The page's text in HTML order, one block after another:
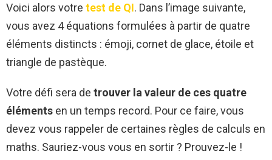
Voici alors votre test de QI. Dans l’image suivante,
vous avez 4 équations formulées à partir de quatre
éléments distincts : émoji, cornet de glace, étoile et
triangle de pastèque.
Votre défi sera de trouver la valeur de ces quatre
éléments en un temps record. Pour ce faire, vous
devez vous rappeler de certaines règles de calculs en
maths. Sauriez-vous vous en sortir ? Prouvez-le !